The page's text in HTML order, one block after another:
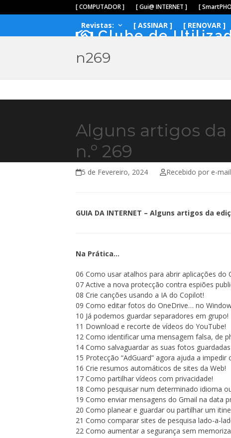
to
[ COMPUTADOR ] [ Gui@ INTERNET ] [
Clube de
Revistas: [ ASSINAR ] [ RENOVAR ]
n269
Alguns artigos da
n.º 269
5 de Fevereiro, 2024 Recebido por e-
GUIA DA INTERNET – Alguns artigos da
Na Prática…
06 Como usar atalhos para abrir aplicações do
07 Active a nova protecção contra espiões
08 Crie canções usando a IA do Copilot!
09 Como editar fotos do OneDrive… no
10 Já podemos guardar separadores em grupo!
11 Download e recorte de vídeos do YouTube!
12 Como identificar uma mensagem falsa, de
14 Como salvaguardar as suas fotos
15 Protecção “AdGuard” agora ajuda a impedir
16 Crie resumos automáticos de sites da Web!
17 Como partilhar vídeos com privacidade!
18 Como pesquisar num determinado idioma
19 Como enviar mensagens do Gmail na data
20 Como planear e guardar ou partilhar um
21 Como comparar sites de pesquisa lado-a-
22 Como aumentar a segurança sem